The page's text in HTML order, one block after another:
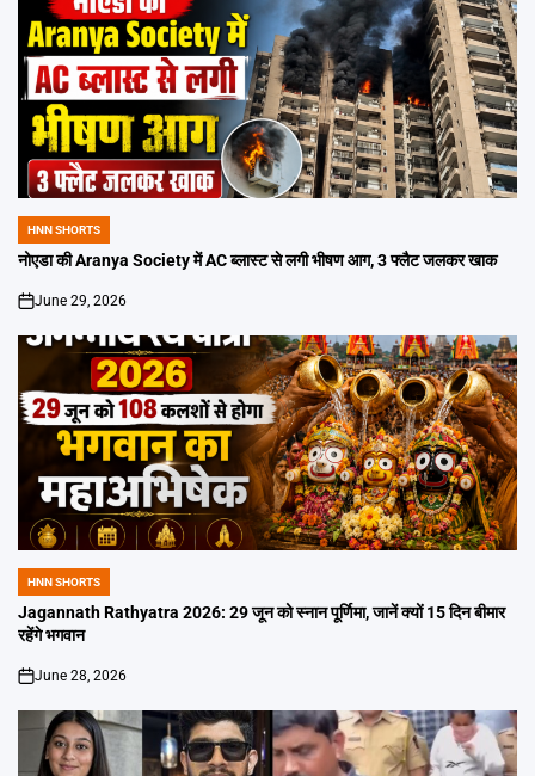
POSTED
IN
HNN SHORTS
नोएडा की Aranya Society में AC ब्लास्ट से लगी भीषण आग, 3 फ्लैट जलकर खाक
on
June 29, 2026
POSTED
IN
HNN SHORTS
Jagannath Rathyatra 2026: 29 जून को स्नान पूर्णिमा, जानें क्यों 15 दिन बीमार
रहेंगे भगवान
on
June 28, 2026